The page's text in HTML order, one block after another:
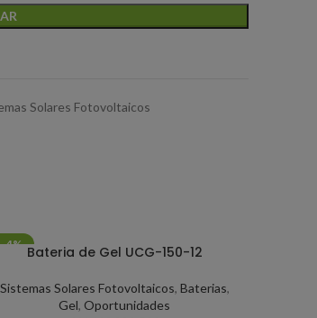
Solares Fotovoltaicos
-4% Bateria de Gel UCG-150-12
Sistemas Solares Fotovoltaicos, Baterias,
Gel, Oportunidades